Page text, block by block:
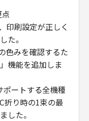
印刷設定が正しく
た。
色みを確認するた
機能を追加しま
ポートする全機種
折り時の1束の最
した。